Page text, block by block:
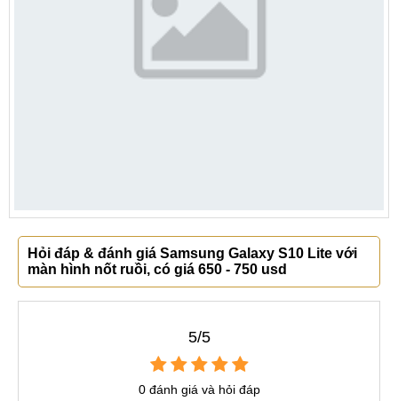
Hỏi đáp & đánh giá Samsung Galaxy S10 Lite với
màn hình nốt ruồi, có giá 650 - 750 usd
5/5
0 đánh giá và hỏi đáp